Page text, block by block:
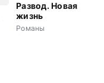
Развод. Новая
жизнь
Романы